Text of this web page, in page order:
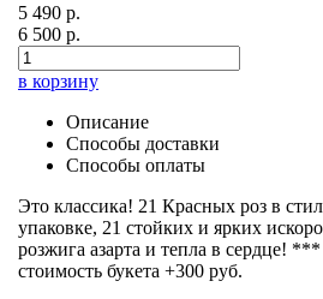
5 490 р.
6 500 р.
в корзину
Описание
Способы доставки
Способы оплаты
Это классика! 21 Красных роз в
упаковке, 21 стойких и ярких
розжига азарта и тепла в сердце!
стоимость букета +300 руб.